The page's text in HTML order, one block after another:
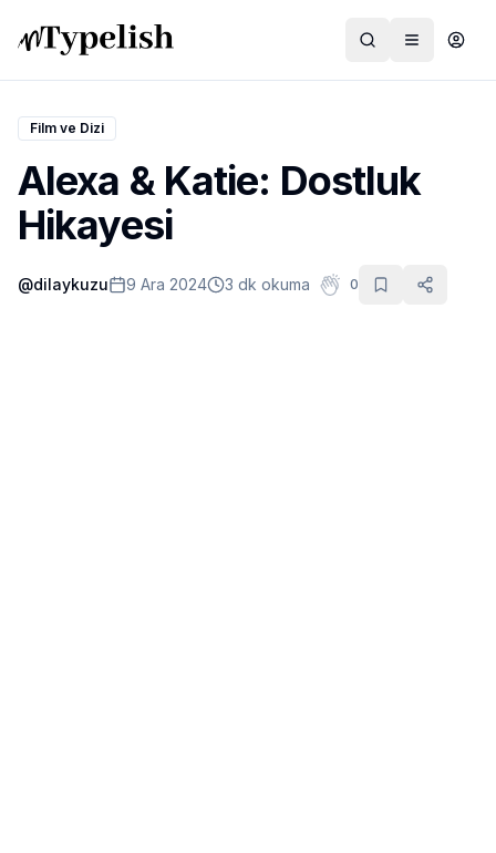
Dünya
Film ve Dizi
Kültür ve Sanat
Film ve Dizi
Alexa & Katie: Dostluk
Hikayesi
@dilaykuzu 9 Ara 2024 3 dk okuma 0